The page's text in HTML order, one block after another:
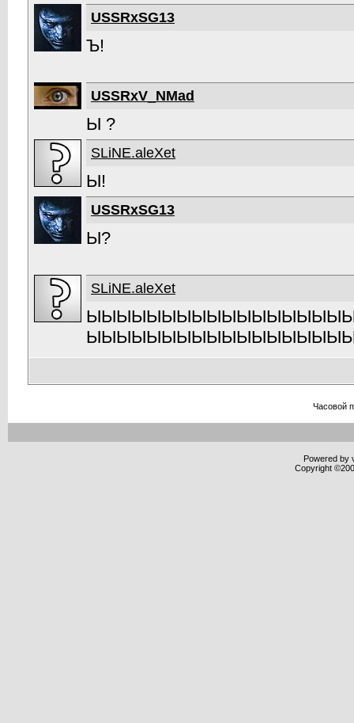
USSRxSG13
Ъ!
USSRxV_NMad
Ы ?
SLiNE.aleXet
Ы!
USSRxSG13
Ы?
SLiNE.aleXet
Часовой
Powered by
Copyright